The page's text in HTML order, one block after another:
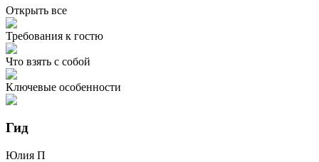
Открыть все
Требования к гостю
Что взять с собой
Ключевые особенности
Гид
Юлия П